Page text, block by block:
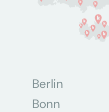
Berlin
Bonn